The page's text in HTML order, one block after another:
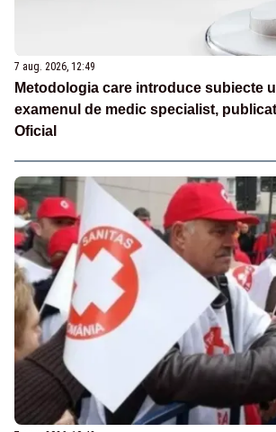
7 aug. 2026, 12:49
Metodologia care introduce subiecte
examenul de medic specialist,
Oficial